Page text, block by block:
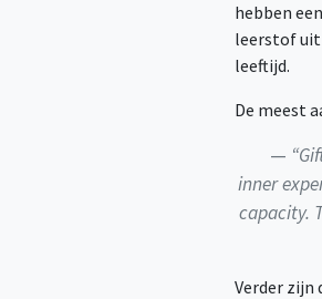
hebben
leerstof uit
leeftijd.
De meest
inner
capacity.
Verder zijn